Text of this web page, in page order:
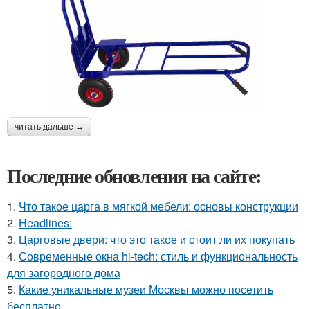
читать дальше →
Последние обновления на сайте:
1. Что такое царга в мягкой мебели: основы конструкции
2. Headlines:
3. Царговые двери: что это такое и стоит ли их покупать
4. Современные окна hi-tech: стиль и функциональность
для загородного дома
5. Какие уникальные музеи Москвы можно посетить
бесплатно